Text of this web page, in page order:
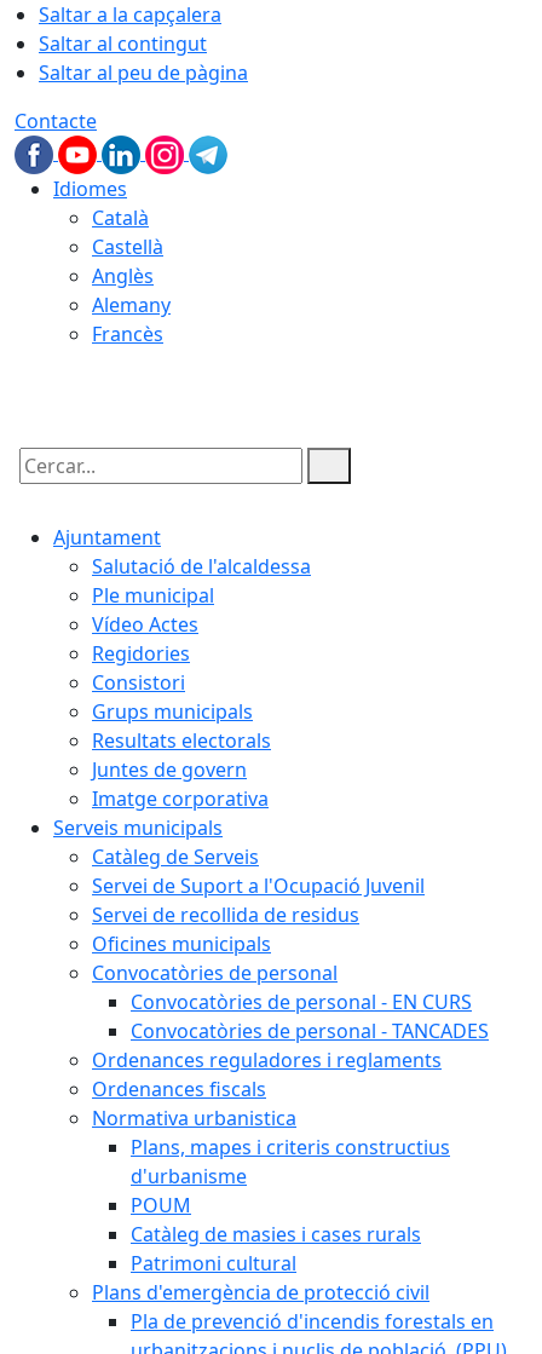
Saltar a la capçalera
Saltar al contingut
Saltar al peu de pàgina
Contacte
Idiomes
Català
Castellà
Anglès
Alemany
Francès
Cercar:
Ajuntament
Salutació de l'alcaldessa
Ple municipal
Vídeo Actes
Regidories
Consistori
Grups municipals
Resultats electorals
Juntes de govern
Imatge corporativa
Serveis municipals
Catàleg de Serveis
Servei de Suport a l'Ocupació Juvenil
Servei de recollida de residus
Oficines municipals
Convocatòries de personal
Convocatòries de personal - EN CURS
Convocatòries de personal - TANCADES
Ordenances reguladores i reglaments
Ordenances fiscals
Normativa urbanistica
Plans, mapes i criteris constructius
d'urbanisme
POUM
Catàleg de masies i cases rurals
Patrimoni cultural
Plans d'emergència de protecció civil
Pla de prevenció d'incendis forestals en